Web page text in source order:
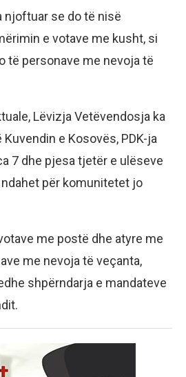
njoftuar se do të nisë
e votave me kusht, si
të personave me nevoja të
Lëvizja Vetëvendosja ka
e Kosovës, PDK-ja
7 dhe pjesa tjetër e ulëseve
për komunitetet jo
me postë dhe atyre me
me nevoja të veçanta,
shpërndarja e mandateve